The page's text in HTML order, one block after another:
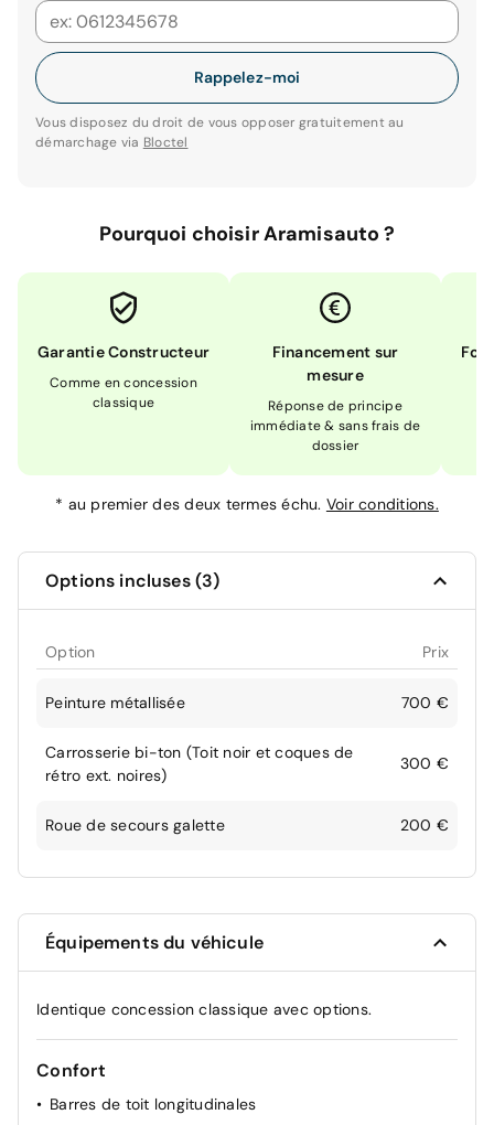
Rappelez-moi
Vous disposez du droit de vous opposer gratuitement au
démarchage via Bloctel
Pourquoi choisir Aramisauto ?
Garantie Constructeur
Comme en concession
classique
Financement sur
mesure
Réponse de principe
immédiate & sans frais de
dossier
* au premier des deux termes échu. Voir conditions.
Options incluses (3)
Option Prix
Peinture métallisée 700 €
Carrosserie bi-ton (Toit noir et coques de
rétro ext. noires)
300 €
Roue de secours galette 200 €
Équipements du véhicule
Identique concession classique avec options.
Confort
Barres de toit longitudinales